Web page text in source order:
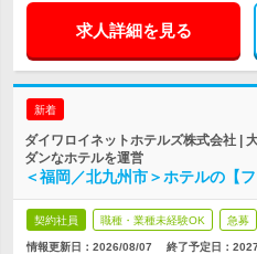
求人詳細を見る
新着
ダイワロイネットホテルズ株式会社 |
ダンなホテルを運営
＜福岡／北九州市＞ホテルの【
契約社員 職種・業種未経験OK 急募
情報更新日：2026/08/07 終了予定日：